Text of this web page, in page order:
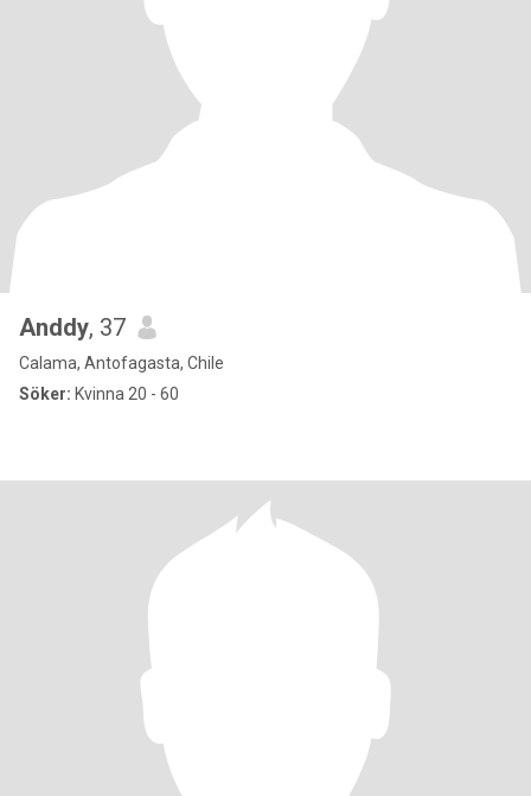
Anddy, 37
Calama, Antofagasta, Chile
Söker: Kvinna 20 - 60